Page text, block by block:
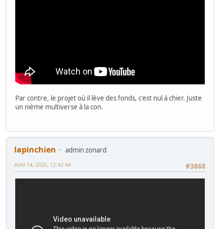
Par contre, le projet où il lève des fonds, c'est nul à chier. Juste
un nième multiverse à la con.
lapinchien
admin zonard
#3868
Avril 14, 2025, 12:42:44